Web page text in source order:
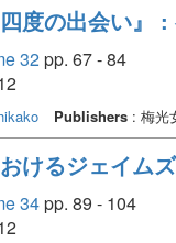
度の出会い』
32pp. 67 - 84
Publishers: 梅光
けるジェイム
34pp. 89 - 104